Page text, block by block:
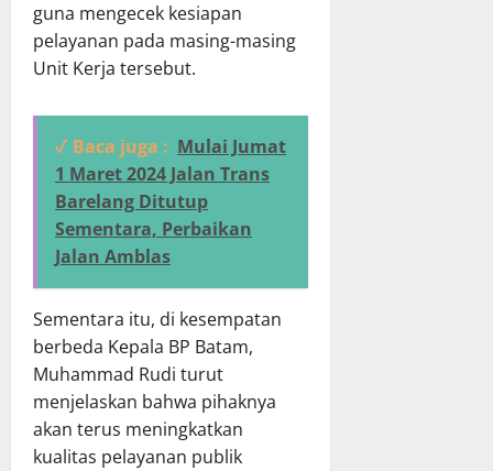
guna mengecek kesiapan
pelayanan pada masing-masing
Unit Kerja tersebut.
✓ Baca juga : Mulai Jumat
1 Maret 2024 Jalan Trans
Barelang Ditutup
Sementara, Perbaikan
Jalan Amblas
Sementara itu, di kesempatan
berbeda Kepala BP Batam,
Muhammad Rudi turut
menjelaskan bahwa pihaknya
akan terus meningkatkan
kualitas pelayanan publik